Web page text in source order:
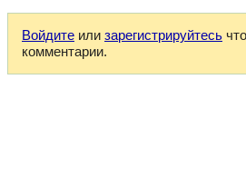
Войдите или зарегистрируйтесь
комментарии.